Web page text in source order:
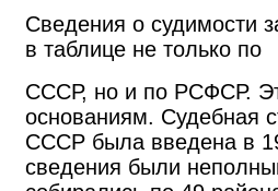
Сведения о судимости
в таблице не только по
СССР, но и по РСФСР.
основаниям. Судебная
СССР была введена в
сведения были